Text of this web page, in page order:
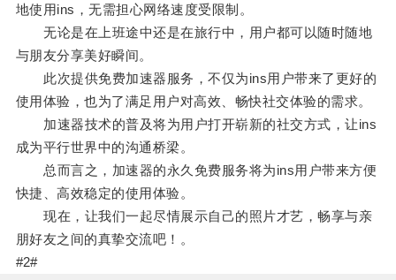
地使用ins，无需担心网络速度受限制。
无论是在上班途中还是在旅行中，用户都可以随时随地
与朋友分享美好瞬间。
此次提供免费加速器服务，不仅为ins用户带来了更好的
使用体验，也为了满足用户对高效、畅快社交体验的需求。
加速器技术的普及将为用户打开崭新的社交方式，让ins
成为平行世界中的沟通桥梁。
总而言之，加速器的永久免费服务将为ins用户带来方便
快捷、高效稳定的使用体验。
现在，让我们一起尽情展示自己的照片才艺，畅享与亲
朋好友之间的真挚交流吧！。
#2#